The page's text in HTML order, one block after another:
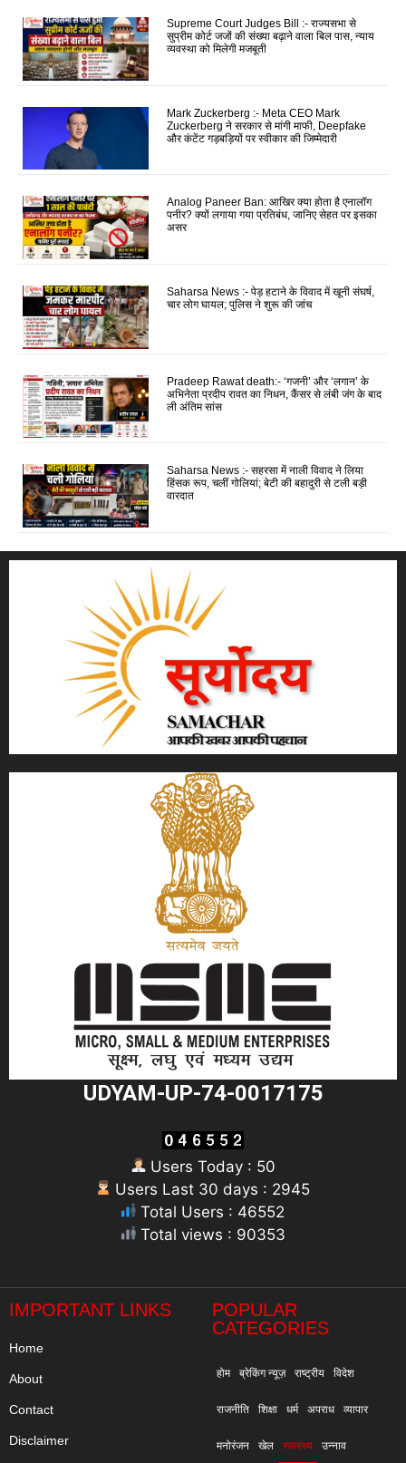
Supreme Court Judges Bill :- राज्यसभा से
सुप्रीम कोर्ट जजों की संख्या बढ़ाने वाला बिल पास, न्याय
व्यवस्था को मिलेगी मजबूती
Mark Zuckerberg :- Meta CEO Mark
Zuckerberg ने सरकार से मांगी माफी, Deepfake
और कंटेंट गड़बड़ियों पर स्वीकार की जिम्मेदारी
Analog Paneer Ban: आखिर क्या होता है एनालॉग
पनीर? क्यों लगाया गया प्रतिबंध, जानिए सेहत पर इसका
असर
Saharsa News :- पेड़ हटाने के विवाद में खूनी संघर्ष,
चार लोग घायल; पुलिस ने शुरू की जांच
Pradeep Rawat death:- ‘गजनी’ और ‘लगान’ के
अभिनेता प्रदीप रावत का निधन, कैंसर से लंबी जंग के बाद
ली अंतिम सांस
Saharsa News :- सहरसा में नाली विवाद ने लिया
हिंसक रूप, चलीं गोलियां; बेटी की बहादुरी से टली बड़ी
वारदात
UDYAM-UP-74-0017175
Users Today : 50
Users Last 30 days : 2945
Total Users : 46552
Total views : 90353
IMPORTANT LINKS
Home
About
Contact
Disclaimer
POPULAR
CATEGORIES
होम ब्रेकिंग न्यूज़ राष्ट्रीय विदेश
राजनीति शिक्षा धर्म अपराध व्यापार
मनोरंजन खेल स्वास्थ्य उन्नाव